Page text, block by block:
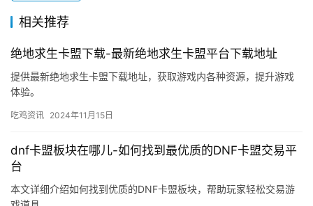
相关推荐
绝地求生卡盟下载-最新绝地求生卡盟平台下载地址
提供最新绝地求生卡盟下载地址，获取游戏内各种资源，提升游戏
体验。
吃鸡资讯 2024年11月15日
dnf卡盟板块在哪儿-如何找到最优质的DNF卡盟交易平
台
本文详细介绍如何找到优质的DNF卡盟板块，帮助玩家轻松交易游